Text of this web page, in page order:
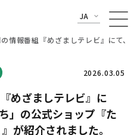
JA
情報番組『めざましテレビ』にて
2026.03.05
めざましテレビ』に
」の公式ショップ『た
が紹介されました。